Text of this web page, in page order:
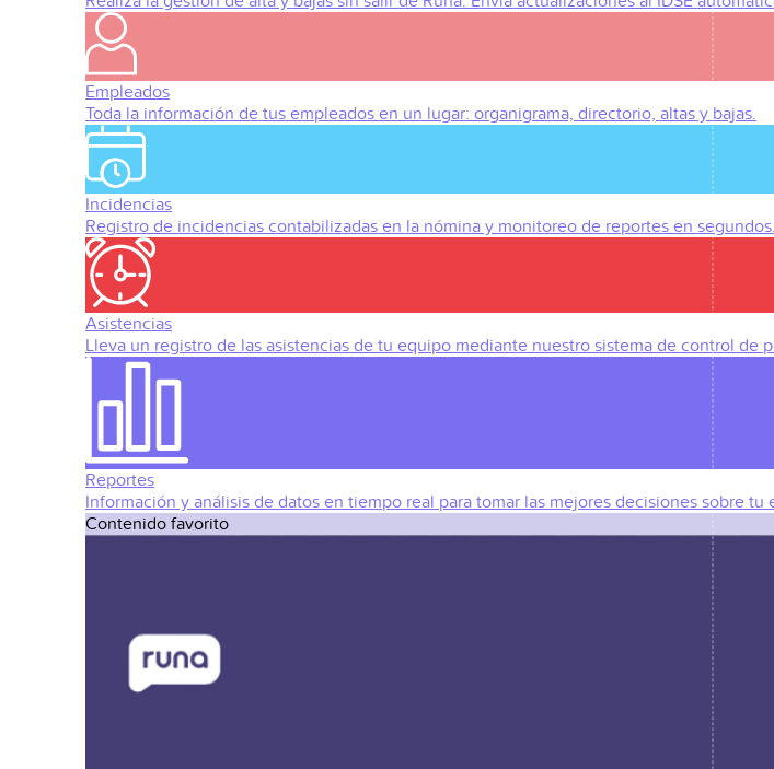
Empleados
Toda la información de tus empleados en un lugar: organigrama, directorio, altas y bajas.
Incidencias
Registro de incidencias contabilizadas en la nómina y monitoreo de reportes en segundos.
Asistencias
Lleva un registro de las asistencias de tu equipo mediante nuestro sistema de control de
Reportes
Información y análisis de datos en tiempo real para tomar las mejores decisiones sobre tu
Contenido favorito